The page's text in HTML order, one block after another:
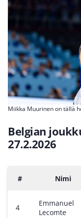
Miikka Muurinen on tällä
Belgian
27.2.2026
# Nimi
4
Emmanuel
Lecomte